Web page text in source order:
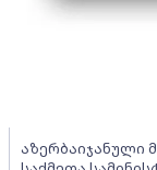
აზერბაიჯანული